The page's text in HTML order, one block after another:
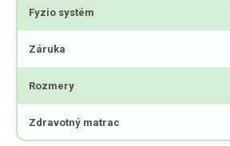
Fyzio systém
Záruka
Rozmery
Zdravotný matrac